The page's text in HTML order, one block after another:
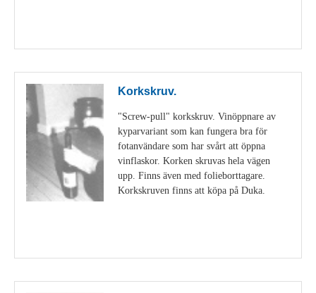
Korkskruv.
"Screw-pull" korkskruv. Vinöppnare av
kyparvariant som kan fungera bra för
fotanvändare som har svårt att öppna
vinflaskor. Korken skruvas hela vägen
upp. Finns även med folieborttagare.
Korkskruven finns att köpa på Duka.